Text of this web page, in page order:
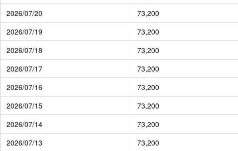
2026/07/20
73,200
2026/07/19
73,200
2026/07/18
73,200
2026/07/17
73,200
2026/07/16
73,200
2026/07/15
73,200
2026/07/14
73,200
2026/07/13
73,200